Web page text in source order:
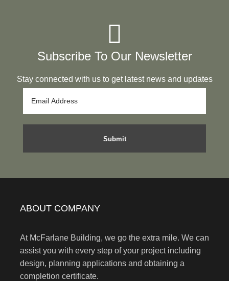
Subscribe To Our Newsletter
Stay connected with us to get latest news and updates
ABOUT COMPANY
At McFarlane Building, we go the extra mile. We can
assist you with every step of your project including
design, planning applications and obtaining a
completion certificate.